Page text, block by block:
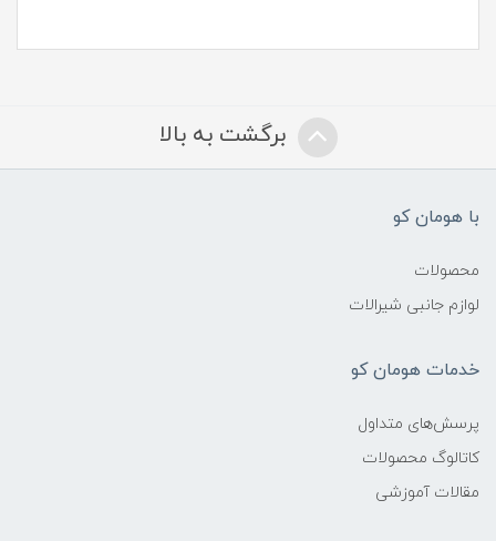
برگشت به بالا
با هومان کو
محصولات
لوازم جانبی شیرالات
خدمات هومان کو
پرسش‌های متداول
کاتالوگ محصولات
مقالات آموزشی